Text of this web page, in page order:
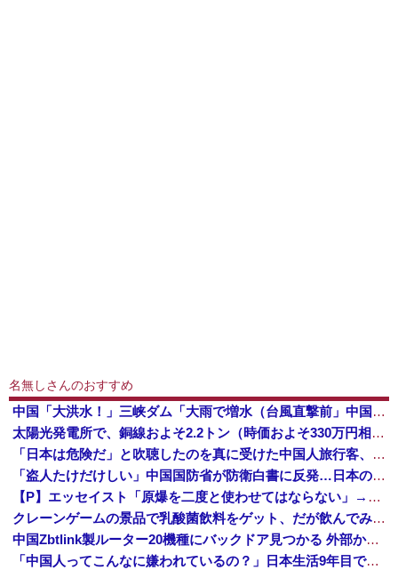
名無しさんのおすすめ
中国「大洪水！」三峡ダム「大雨で増水（台風直撃前」中国ダム「緊急放流！」中国鉄道「列車が走行中に流される」中国避難所「支援物資は有料です」謎の勢力「え」→
太陽光発電所で、銅線およそ2.2トン（時価およそ330万円相当）盗んだなど、ベトナム国籍（無職）２人逮捕、盗まれた銅線の半分はすでに売却 富山で...
「日本は危険だ」と吹聴したのを真に受けた中国人旅行客、だが代替旅行先が日本ほど安全ではなかった結果……
「盗人たけだけしい」中国国防省が防衛白書に反発…日本の新型軍国主義と批判！
【P】エッセイスト「原爆を二度と使わせてはならない」→リプ「もちろん中国の核も非難する？」→即ブロック
クレーンゲームの景品で乳酸菌飲料をゲット、だが飲んでみると妙に酸っぱくて体調が悪化してしまい……
中国Zbtlink製ルーター20機種にバックドア見つかる 外部から完全制御のおそれ
「中国人ってこんなに嫌われているの？」日本生活9年目で明かす本心！